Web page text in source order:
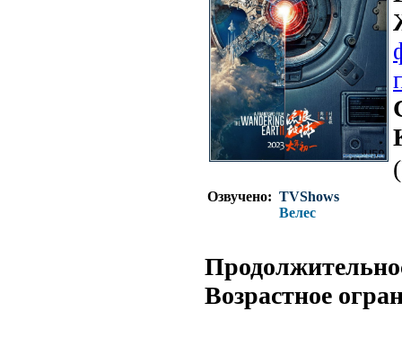
Озвучено: TVShows
Велес
Возрастное